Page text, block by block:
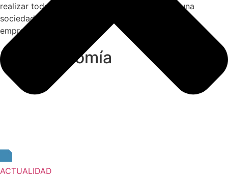
ACTUALIDAD
realizar todos los trámites para la creación de una
sociedad, siete despachos profesionales para
emprendedores.
Más economía